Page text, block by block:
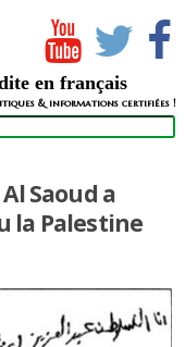
en français
& informations certifiées !
Saoud a
la Palestine